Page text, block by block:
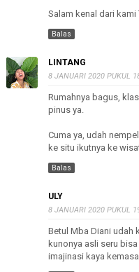
Salam kenal dari
Balas
LINTANG
8 JANUARI 2020 PUKUL
Rumahnya bagus,
pinus ya.
Cuma ya, udah
ke situ ikutnya ke
Balas
ULY
8 JANUARI 2020 PUKUL
Betul Mba Diani udah
kunonya asli seru
imajinasi kaya